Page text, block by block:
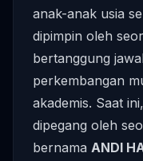
anak-anak usia
dipimpin oleh
bertanggung
perkembangan
akademis. Saat
dipegang oleh
bernama ANDI